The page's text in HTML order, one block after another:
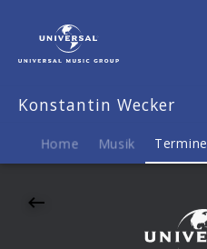
07.11.2026
Kulturbühne
Rostock,
20:00
Konstantin Wecker
Home Musik Termine